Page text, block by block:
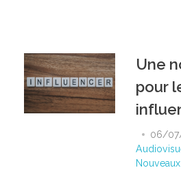
Une
pour
06/